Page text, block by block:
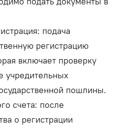
подача
регистрацию
включает проверку
учредительных
пошлины.
счета: после
о регистрации